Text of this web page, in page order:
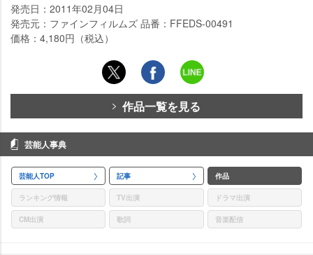
発売日：2011年02月04日
発売元：ファインフィルムズ 品番：FFEDS-00491
価格：4,180円（税込）
作品一覧を見る
芸能人事典
芸能人TOP 記事 作品
ランキング情報 TV出演 ドラマ出演
CM出演 歌詞 音楽配信